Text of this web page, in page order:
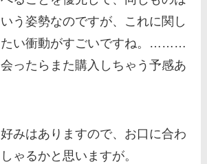
う姿勢なのですが、これに関し
たい衝動がすごいですね。………
ったらまた購入しちゃう予感あ
みはありますので、お口に合わ
ゃるかと思いますが。